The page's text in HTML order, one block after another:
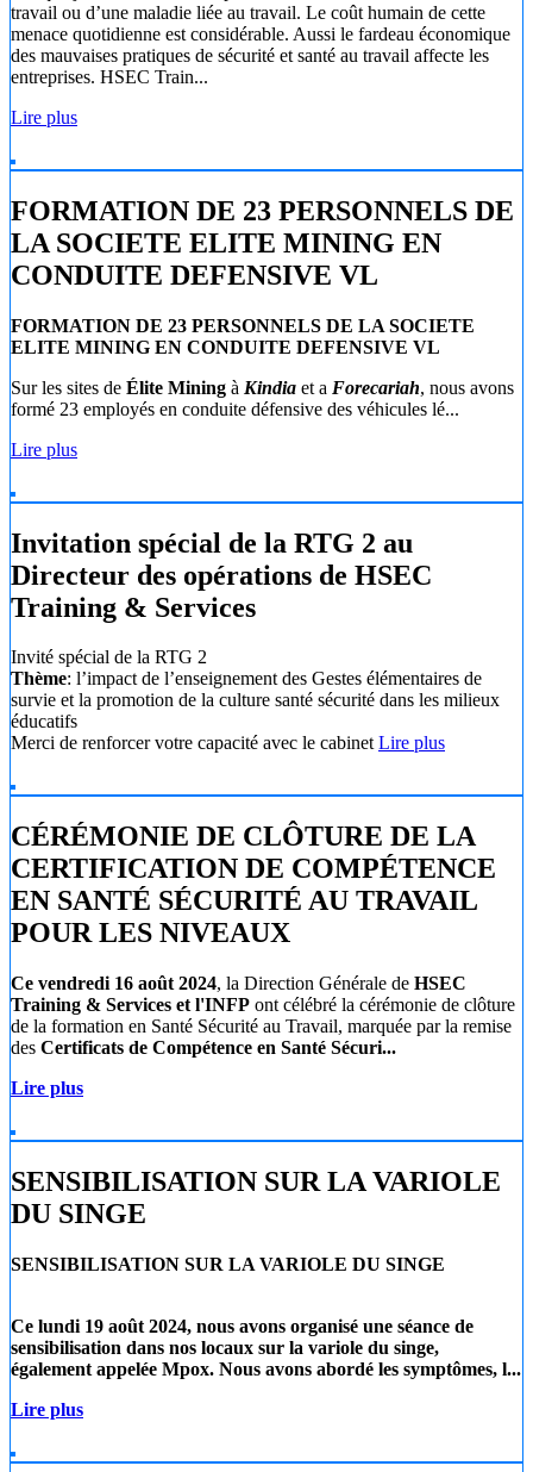
travail ou d’une maladie liée au travail. Le coût humain de cette
menace quotidienne est considérable. Aussi le fardeau économique
des mauvaises pratiques de sécurité et santé au travail affecte les
entreprises. HSEC Train...
Lire plus
FORMATION DE 23 PERSONNELS DE
LA SOCIETE ELITE MINING EN
CONDUITE DEFENSIVE VL
FORMATION DE 23 PERSONNELS DE LA SOCIETE
ELITE MINING EN CONDUITE DEFENSIVE VL
Sur les sites de Élite Mining à Kindia et a Forecariah, nous avons
formé 23 employés en conduite défensive des véhicules lé...
Lire plus
Invitation spécial de la RTG 2 au
Directeur des opérations de HSEC
Training & Services
Invité spécial de la RTG 2
Thème: l’impact de l’enseignement des Gestes élémentaires de
survie et la promotion de la culture santé sécurité dans les milieux
éducatifs
Merci de renforcer votre capacité avec le cabinetLire plus
CÉRÉMONIE DE CLÔTURE DE LA
CERTIFICATION DE COMPÉTENCE
EN SANTÉ SÉCURITÉ AU TRAVAIL
POUR LES NIVEAUX
Ce vendredi 16 août 2024, la Direction Générale de HSEC
Training & Services et l'INFP ont célébré la cérémonie de clôture
de la formation en Santé Sécurité au Travail, marquée par la remise
des Certificats de Compétence en Santé Sécuri...
Lire plus
SENSIBILISATION SUR LA VARIOLE
DU SINGE
SENSIBILISATION SUR LA VARIOLE DU SINGE
Ce lundi 19 août 2024, nous avons organisé une séance de
sensibilisation dans nos locaux sur la variole du singe,
également appelée Mpox. Nous avons abordé les symptômes, l...
Lire plus